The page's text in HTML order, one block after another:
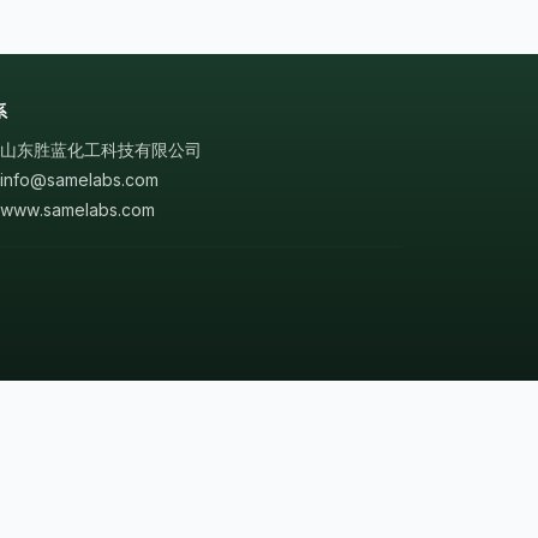
山东胜蓝化工科技有限公司
info@samelabs.com
www.samelabs.com